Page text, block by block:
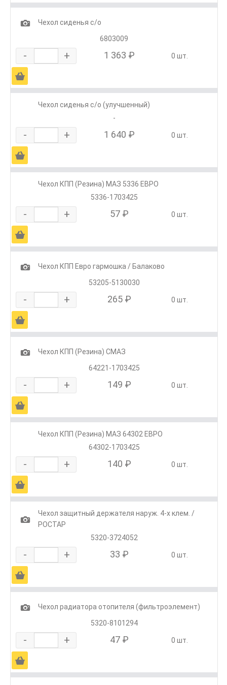
1
Чехол сиденья с/о
6803009
- + 1 363 ₽ 0 шт.
Ä
Чехол сиденья с/о (улучшенный)
-
- + 1 640 ₽ 0 шт.
Ä
Чехол КПП (Резина) МАЗ 5336 ЕВРО
5336-1703425
- + 57 ₽ 0 шт.
Ä
1
Чехол КПП Евро гармошка / Балаково
53205-5130030
- + 265 ₽ 0 шт.
Ä
1
Чехол КПП (Резина) СМАЗ
64221-1703425
- + 149 ₽ 0 шт.
Ä
Чехол КПП (Резина) МАЗ 64302 ЕВРО
64302-1703425
- + 140 ₽ 0 шт.
Ä
1
Чехол защитный держателя наруж. 4-х клем. /
РОСТАР
5320-3724052
- + 33 ₽ 0 шт.
Ä
1
Чехол радиатора отопителя (фильтроэлемент)
5320-8101294
- + 47 ₽ 0 шт.
Ä